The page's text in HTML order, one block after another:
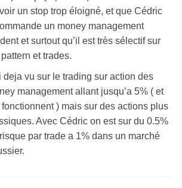
un stop trop éloigné, et que Cédric
un money management
et surtout qu’il est très sélectif sur
pattern et trades.
deja vu sur le trading sur action des
management allant jusqu’a 5% ( et
) mais sur des actions plus
Avec Cédric on est sur du 0.5%
par trade a 1% dans un marché